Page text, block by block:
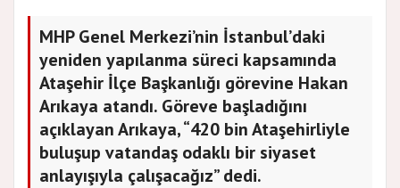
MHP Genel Merkezi’nin İstanbul’daki
yeniden yapılanma süreci kapsamında
Ataşehir İlçe Başkanlığı görevine Hakan
Arıkaya atandı. Göreve başladığını
açıklayan Arıkaya, “420 bin Ataşehirliyle
buluşup vatandaş odaklı bir siyaset
anlayışıyla çalışacağız” dedi.